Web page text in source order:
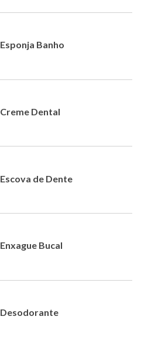
Esponja Banho
Creme Dental
Escova de Dente
Enxague Bucal
Desodorante